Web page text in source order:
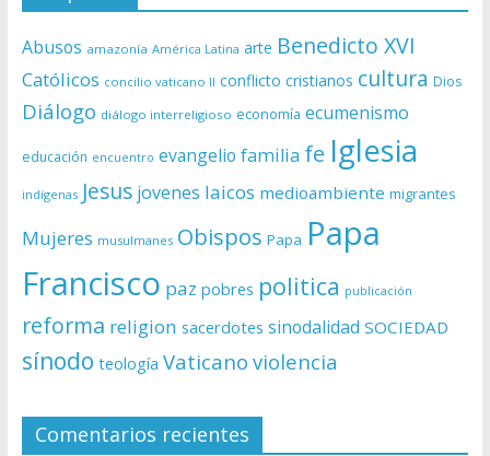
Abusos amazonía América Latina arte Benedicto XVI
Católicos concilio vaticano II conflicto cristianos cultura Dios
Diálogo diálogo interreligioso economía ecumenismo
educación encuentro evangelio familia fe Iglesia
indígenas Jesus jovenes laicos medioambiente migrantes
Mujeres musulmanes Obispos Papa Papa
Francisco paz pobres politica publicación
reforma religion sacerdotes sinodalidad SOCIEDAD
sínodo teología Vaticano violencia
Comentarios recientes